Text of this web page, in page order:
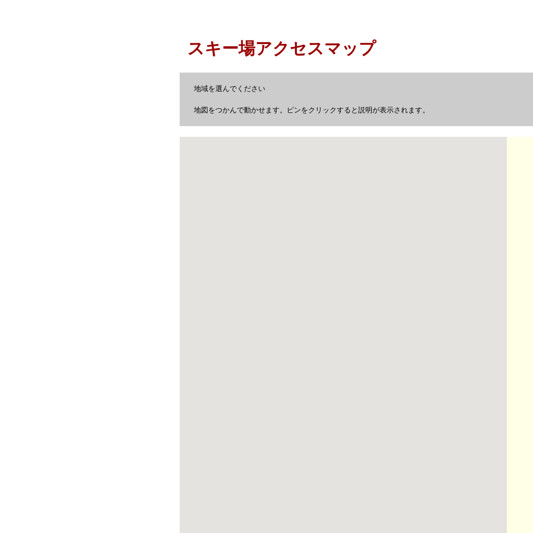
スキー場アクセスマップ
地域を選んでください
地図をつかんで動かせます。ピンをクリックすると説明が表示されます。